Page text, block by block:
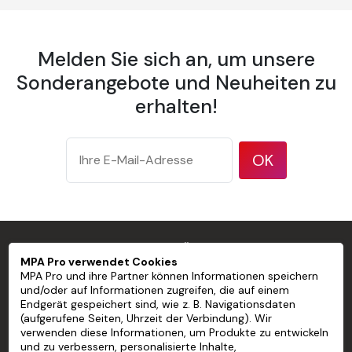
Strip width
600 mm
Recouvrement
Edge-to-
edge
175 g/m²
536 test
method
Thickness
microns/7
mil
according
to ISO
534 test
method
94 %
Melden Sie sich an, um unsere
Sonderangebote und Neuheiten zu
erhalten!
OK
MPA PRO SPEZIALIST FÜR PROFESSIONELLE
MARKIERUNGEN
MPA PRO
UNSERE DIENSTLEISTUNGEN
MPA Pro verwendet Cookies
MPA Pro und ihre Partner können Informationen speichern
und/oder auf Informationen zugreifen, die auf einem
Endgerät gespeichert sind, wie z. B. Navigationsdaten
(aufgerufene Seiten, Uhrzeit der Verbindung). Wir
verwenden diese Informationen, um Produkte zu entwickeln
und zu verbessern, personalisierte Inhalte,